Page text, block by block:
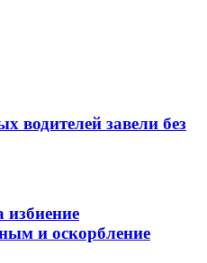
водителей завели без
избиение
и оскорбление